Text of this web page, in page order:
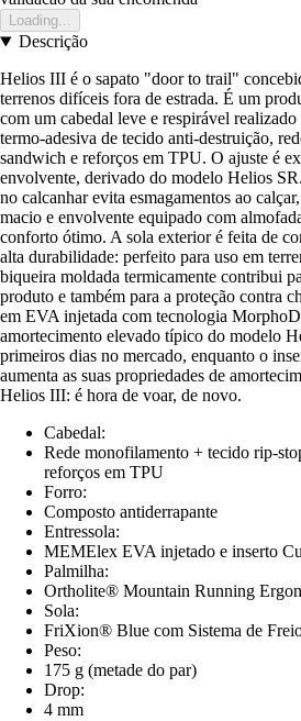
Loading...
Descrição
Helios III é o sapato "door to trail"
terrenos difíceis fora de estrada. É um
com um cabedal leve e respirável
termo-adesiva de tecido anti-destruição,
sandwich e reforços em TPU. O ajuste é
envolvente, derivado do modelo Helios
no calcanhar evita esmagamentos ao
macio e envolvente equipado com
conforto ótimo. A sola exterior é feita de
alta durabilidade: perfeito para uso em
biqueira moldada termicamente contribui
produto e também para a proteção contra
em EVA injetada com tecnologia
amortecimento elevado típico do modelo
primeiros dias no mercado, enquanto o
aumenta as suas propriedades de
Helios III: é hora de voar, de novo.
Cabedal:
Rede monofilamento + tecido rip-
reforços em TPU
Forro:
Composto antiderrapante
Entressola:
MEMElex EVA injetado e inserto
Palmilha:
Ortholite® Mountain Running
Sola:
FriXion® Blue com Sistema de
Peso:
175 g (metade do par)
Drop:
4 mm